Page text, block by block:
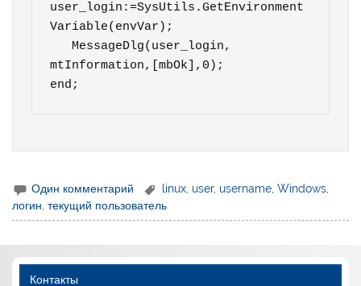
user_login:=SysUtils.GetEnvironment
Variable(envVar);
mtInformation,[mbOk],0);
end;
Один комментарий linux user, username ,Windows
логин,текущий пользователь
Контакты